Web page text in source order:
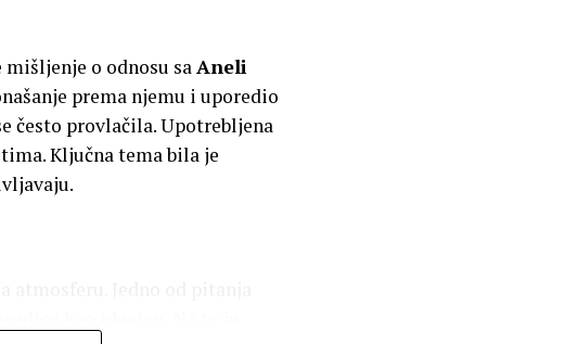
o odnosu saAneli
prema njemu i uporedio
često provlačila. Upotrebljena
Ključna tema bila je